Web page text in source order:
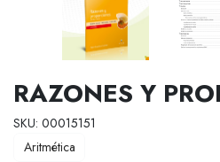
RAZONES Y
SKU: 00015151
Aritmética